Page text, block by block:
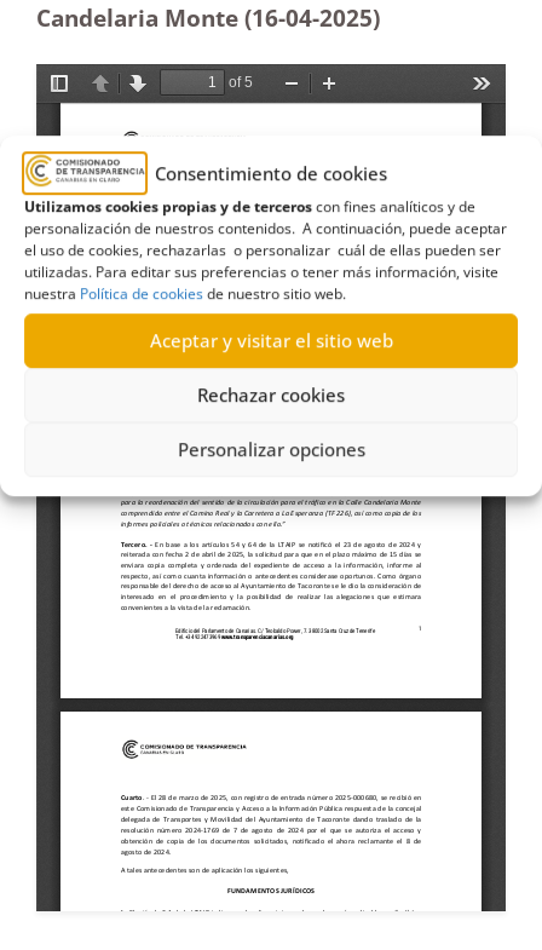
Consentimiento de cookies
Utilizamos cookies propias y de terceroscon fines analíticos y de
personalización de nuestros contenidos. A continuación, puede aceptar
el uso de cookies, rechazarlas o personalizar cuál de ellas pueden ser
utilizadas. Para editar sus preferencias o tener más información, visite
nuestra Política de cookiesde nuestro sitio web.
Aceptar y visitar el sitio web
Rechazar cookies
Personalizar opciones
Candelaria Monte (16-04-2025)